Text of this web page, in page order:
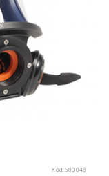
Kód:500048